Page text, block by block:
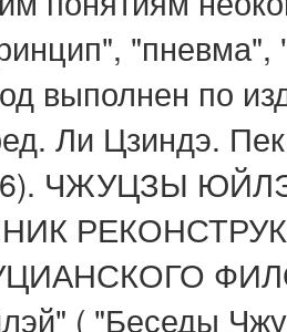
выполнен по
Ли Цзиндэ.
ЧЖУЦЗЫ
( "Беседы